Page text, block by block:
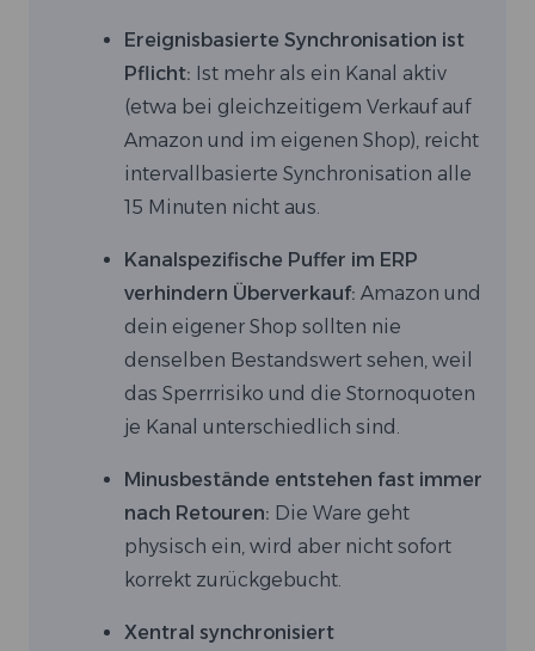
Ereignisbasierte Synchronisation ist
Pflicht: Ist mehr als ein Kanal aktiv
(etwa bei gleichzeitigem Verkauf auf
Amazon und im eigenen Shop), reicht
intervallbasierte Synchronisation alle
15 Minuten nicht aus.
Kanalspezifische Puffer im ERP
verhindern Überverkauf: Amazon und
dein eigener Shop sollten nie
denselben Bestandswert sehen, weil
das Sperrrisiko und die Stornoquoten
je Kanal unterschiedlich sind.
Minusbestände entstehen fast immer
nach Retouren: Die Ware geht
physisch ein, wird aber nicht sofort
korrekt zurückgebucht.
Xentral synchronisiert